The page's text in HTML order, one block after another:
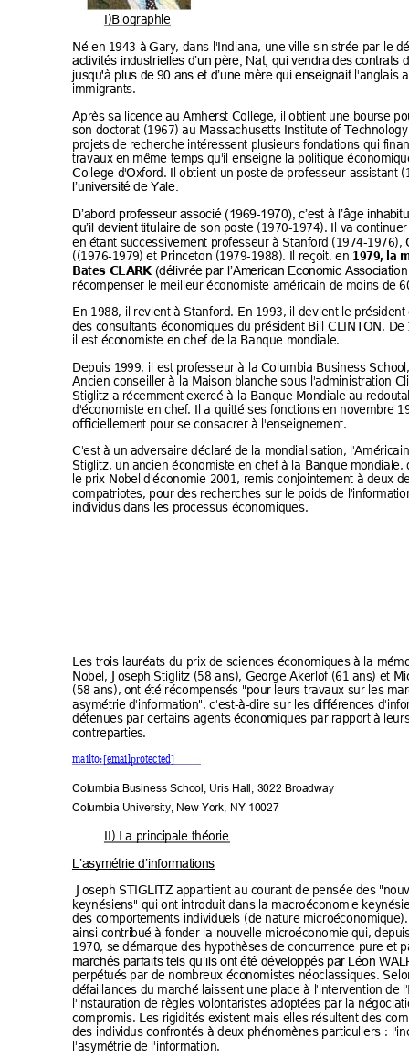
I)Biographie
Né en 1943 à Gary, dans l'Indiana, une ville sinistrée par le dé
activités industrielles d’un père, Nat, qui vendra des contrats
jusqu'à plus de 90 ans et d’une mère qui enseignait l'anglais
immigrants.
Après sa licence au Amherst College, il obtient une bourse
son doctorat (1967) au Massachusetts Institute of Technology
projets de recherche intéressent plusieurs fondations qui f
travaux en même temps qu'il enseigne la politique économi
College d'Oxford. Il obtient un poste de professeur-assistant
l’université de Yale.
D’abord professeur associé (1969-1970), c’est à l’âge inhab
qu’il devient titulaire de son poste (1970-1974). Il va continue
en étant successivement professeur à Stanford (1974-1976),
((1976-1979) et Princeton (1979-1988). Il reçoit, en 1979, la
Bates CLARK (délivrée par l’American Economic Associat
récompenser le meilleur économiste américain de moins de
En 1988, il revient à Stanford. En 1993, il devient le président
des consultants économiques du président Bill CLINTON. De
il est économiste en chef de la Banque mondiale.
Depuis 1999, il est professeur à la Columbia Business Scho
Ancien conseiller à la Maison blanche sous l'administration
Stiglitz a récemment exercé à la Banque Mondiale au
d'économiste en chef. Il a quitté ses fonctions en novembre
officiellement pour se consacrer à l'enseignement.
C'est à un adversaire déclaré de la mondialisation,
Stiglitz, un ancien économiste en chef à la Banque mondiale,
le prix Nobel d'économie 2001, remis conjointement à deux
compatriotes, pour des recherches sur le poids de l'informat
individus dans les processus économiques.
Les trois lauréats du prix de sciences économiques à la
Nobel, Joseph Stiglitz (58 ans), George Akerlof (61 ans) et
(58 ans), ont été récompensés "pour leurs travaux sur les
asymétrie d'information", c'est-à-dire sur les différences d'inf
détenues par certains agents économiques par rapport à leu
contreparties.
mailto:[email protected]
Columbia Business School, Uris Hall, 3022 Broadway
Columbia University, New York, NY 10027
II) La principale théorie
L’asymétrie d’informations
Joseph STIGLITZ appartient au courant de pensée des "nouv
keynésiens" qui ont introduit dans la macroéconomie
des comportements individuels (de nature microéconomique
ainsi contribué à fonder la nouvelle microéconomie qui,
1970, se démarque des hypothèses de concurrence pure et
marchés parfaits tels qu’ils ont été développés par Léon W
perpétués par de nombreux économistes néoclassiques.
défaillances du marché laissent une place à l'intervention de
l'instauration de règles volontaristes adoptées par la négoci
compromis. Les rigidités existent mais elles résultent des co
des individus confrontés à deux phénomènes particuliers :
l'asymétrie de l'information.